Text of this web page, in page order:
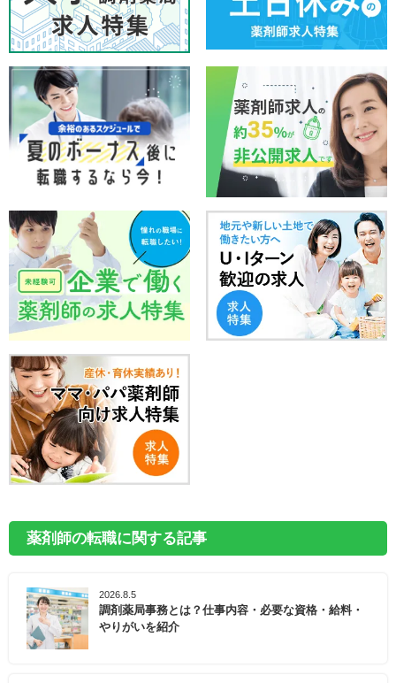
薬剤師の転職に関する記事
2026.8.5
調剤薬局事務とは？仕事内容・必要な資格・給料・
やりがいを紹介